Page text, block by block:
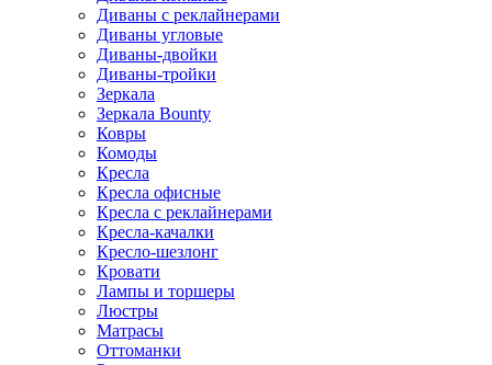
Диваны с реклайнерами
Диваны угловые
Диваны-двойки
Диваны-тройки
Зеркала
Зеркала Bounty
Ковры
Комоды
Кресла
Кресла офисные
Кресла с реклайнерами
Кресла-качалки
Кресло-шезлонг
Кровати
Лампы и торшеры
Люстры
Матрасы
Оттоманки